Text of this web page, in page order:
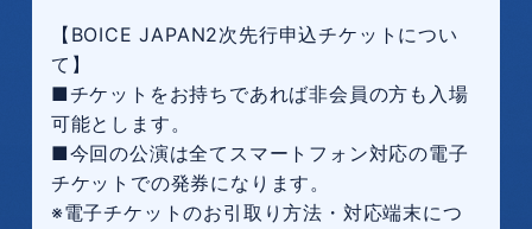
【BOICE JAPAN2次先行申込チケットについ
て】
■チケットをお持ちであれば非会員の方も入場
可能とします。
■今回の公演は全てスマートフォン対応の電子
チケットでの発券になります。
※電子チケットのお引取り方法・対応端末につ